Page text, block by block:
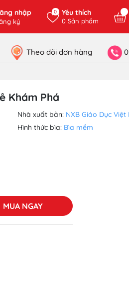
nhập
ký
0 Yêu thích
0Sản phẩm
Theo dõi đơn hàng
Khám Phá
Nhà xuất bản: NXB Giáo Dục Việt
Hình thức bìa: Bìa mềm
MUA NGAY